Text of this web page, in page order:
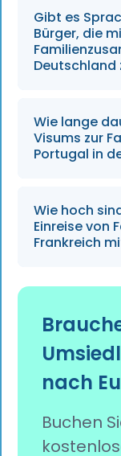
einen
Für ein
müssen Sie
2.400 € für
Gibt es
Bürger, die
Deutschland
Ja,
müssen im
für ein Visum
Wie lange
Visums zur
Portugal in
Im Jahr 2026
Wie hoch
Einreise von
Frankreich
Die
für
etwa 99 €
nach
Buchen